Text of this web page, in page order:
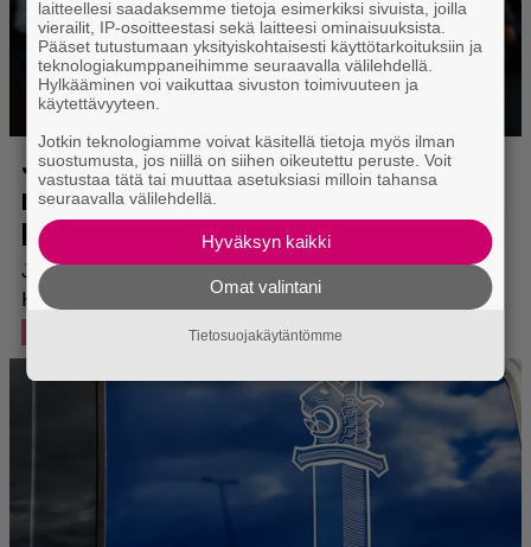
laitteellesi saadaksemme tietoja esimerkiksi sivuista, joilla
vierailit, IP-osoitteestasi sekä laitteesi ominaisuuksista.
Pääset tutustumaan yksityiskohtaisesti käyttötarkoituksiin ja
teknologiakumppaneihimme seuraavalla välilehdellä.
Hylkääminen voi vaikuttaa sivuston toimivuuteen ja
käytettävyyteen.
Jotkin teknologiamme voivat käsitellä tietoja myös ilman
suostumusta, jos niillä on siihen oikeutettu peruste. Voit
vastustaa tätä tai muuttaa asetuksiasi milloin tahansa
seuraavalla välilehdellä.
Hyväksyn kaikki
Omat valintani
Tietosuojakäytäntömme